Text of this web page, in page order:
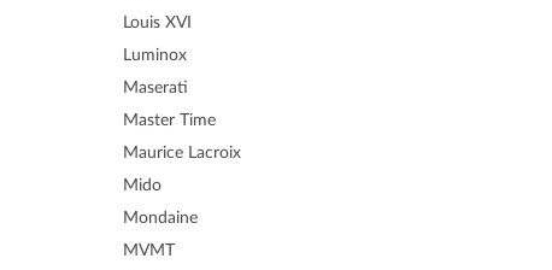
Louis XVI
Luminox
Maserati
Master Time
Maurice Lacroix
Mido
Mondaine
MVMT